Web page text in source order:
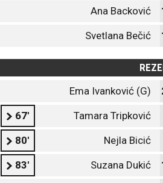
Ana Backović
Svetlana Bečić
Ema Ivanković (G)
67' Tamara Tripković
80' Nejla Bicić
83' Suzana Dukić